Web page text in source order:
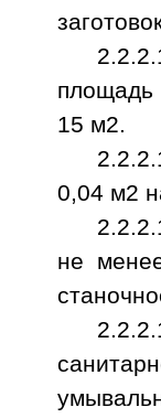
площадь
15 м2.
0,04 м2
не